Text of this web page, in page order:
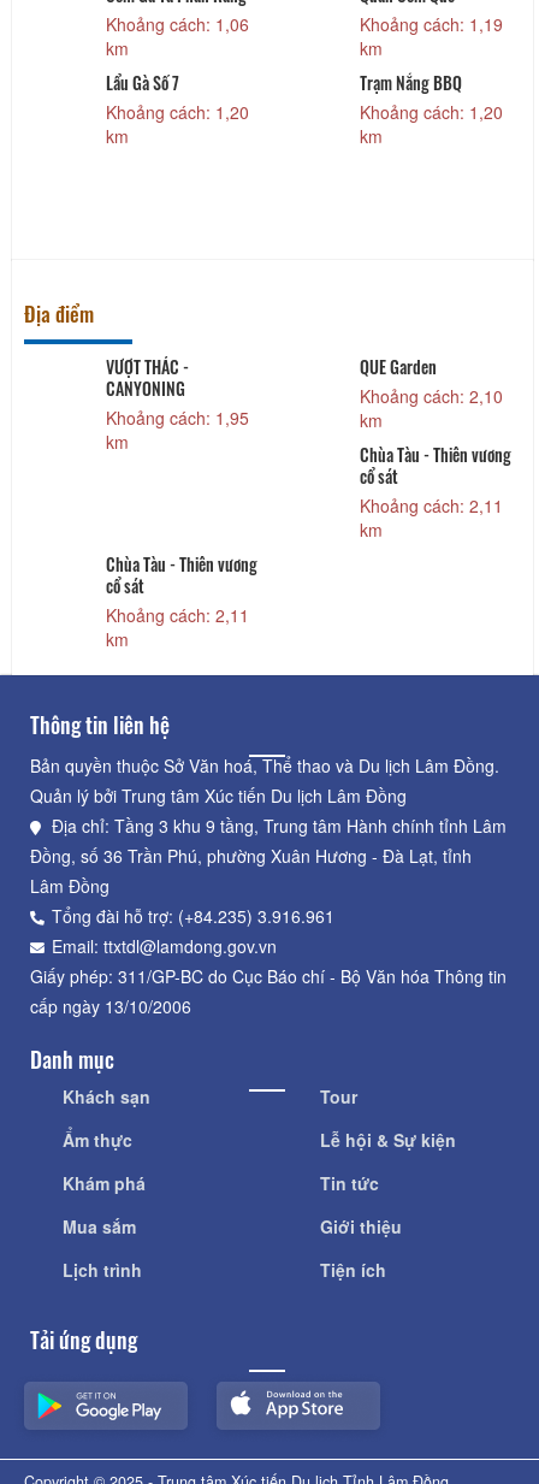
Khoảng cách: 1,06
km
Khoảng cách: 1,19
km
Lẩu Gà Số 7
Khoảng cách: 1,20
km
Trạm Nắng BBQ
Khoảng cách: 1,20
km
Địa điểm
VƯỢT THÁC -
CANYONING
Khoảng cách: 1,95
km
QUE Garden
Khoảng cách: 2,10
km
Chùa Tàu - Thiên vương
cổ sát
Khoảng cách: 2,11
km
Chùa Tàu - Thiên vương
cổ sát
Khoảng cách: 2,11
km
Thông tin liên hệ
Bản quyền thuộc Sở Văn hoá, Thể thao và Du lịch Lâm Đồng.
Quản lý bởi Trung tâm Xúc tiến Du lịch Lâm Đồng
Địa chỉ: Tầng 3 khu 9 tầng, Trung tâm Hành chính tỉnh Lâm
Đồng, số 36 Trần Phú, phường Xuân Hương - Đà Lạt, tỉnh
Lâm Đồng
Tổng đài hỗ trợ: (+84.235) 3.916.961
Email: ttxtdl@lamdong.gov.vn
Giấy phép: 311/GP-BC do Cục Báo chí - Bộ Văn hóa Thông tin
cấp ngày 13/10/2006
Danh mục
Khách sạn
Ẩm thực
Khám phá
Mua sắm
Lịch trình
Tour
Lễ hội & Sự kiện
Tin tức
Giới thiệu
Tiện ích
Tải ứng dụng